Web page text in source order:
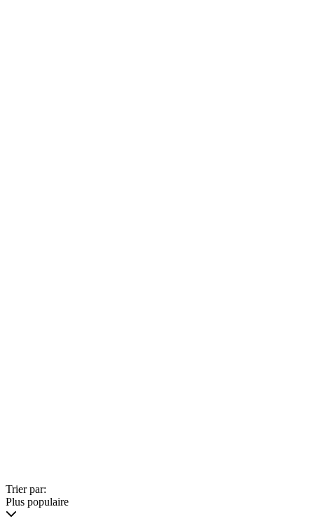
Trier par:
Plus populaire